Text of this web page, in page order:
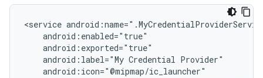
<service
android:label="My Credential